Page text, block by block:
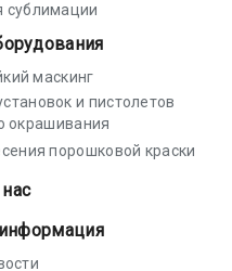
сублимации
маскинг
и пистолетов
окрашивания
порошковой краски